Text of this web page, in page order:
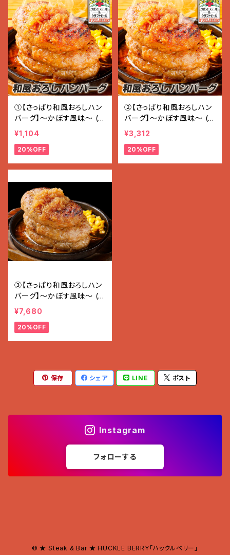
①【さっぱり和風おろしハン
バーグ】〜かぼす風味〜 (1
80g×1個入)
¥1,104
20%OFF
②【さっぱり和風おろしハン
バーグ】〜かぼす風味〜 (1
80g×3個入り 5400g)
¥3,312
20%OFF
③【さっぱり和風おろしハン
バーグ】〜かぼす風味〜 (1
80g×7個入り 1.26kg)
¥7,680
20%OFF
保存 シェア LINE ポスト
Instagram
フォローする
© ★ Steak & Bar ★ HUCKLE BERRY「ハックルベリー」